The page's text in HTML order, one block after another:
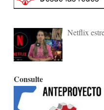
Netflix
Consulte